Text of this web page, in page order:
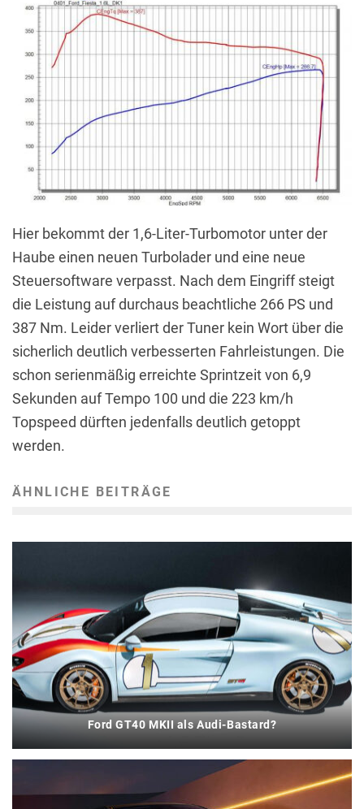
Hier bekommt der 1,6-Liter-Turbomotor unter der
Haube einen neuen Turbolader und eine neue
Steuersoftware verpasst. Nach dem Eingriff steigt
die Leistung auf durchaus beachtliche 266 PS und
387 Nm. Leider verliert der Tuner kein Wort über die
sicherlich deutlich verbesserten Fahrleistungen. Die
schon serienmäßig erreichte Sprintzeit von 6,9
Sekunden auf Tempo 100 und die 223 km/h
Topspeed dürften jedenfalls deutlich getoppt
werden.
ÄHNLICHE BEITRÄGE
Ford GT40 MKII als Audi-Bastard?